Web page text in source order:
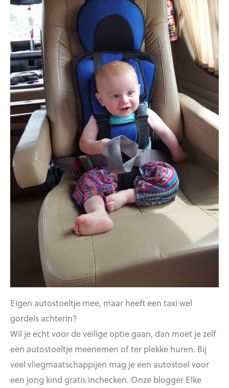
Eigen autostoeltje mee, maar heeft een taxi wel
gordels achterin?
Wil je echt voor de veilige optie gaan, dan moet je zelf
een autostoeltje meenemen of ter plekke huren. Bij
veel vliegmaatschappijen mag je een autostoel voor
een jong kind gratis inchecken. Onze blogger Elke